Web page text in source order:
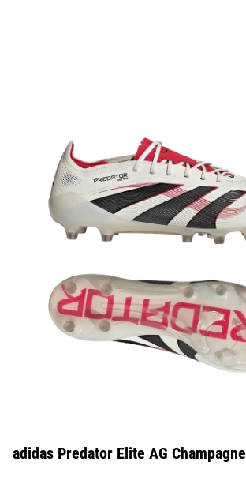
adidas Predator Elite AG Champagne